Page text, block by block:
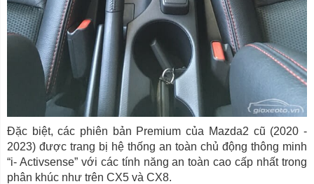
Đặc biệt, các phiên bản Premium của Mazda2 cũ (2020 -
2023) được trang bị hệ thống an toàn chủ động thông minh
“i- Activsense” với các tính năng an toàn cao cấp nhất trong
phân khúc như trên CX5 và CX8.